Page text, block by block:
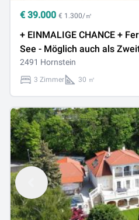
€ 39.000 € 1.300/㎡
+ EINMALIGE CHANCE +
See - Möglich auch als
vom Badesee entfernt -
39.000,-
2491 Hornstein
3 Zimmer 30 ㎡